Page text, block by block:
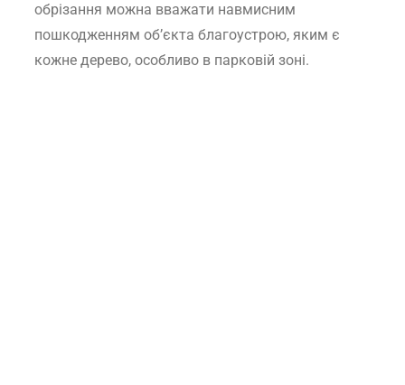
обрізання можна вважати навмисним
пошкодженням об’єкта благоустрою, яким є
кожне дерево, особливо в парковій зоні.